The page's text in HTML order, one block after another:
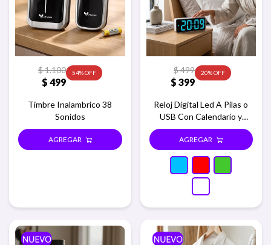
$ 499
$1.100 54
Timbre Inalambrico 38
Sonidos
$ 399
$499 20
Reloj Digital Led A Pilas o
USB Con Calendario y
temperatura - Azul